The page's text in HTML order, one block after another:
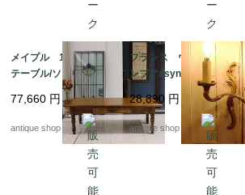
メイプル 1 dr ロー
テーブル/ソファテーブ
77,660 円
antique shop at's
フランス ウォールラ
ンプ1*asynmetry twin
28,890 円
antique shop at's